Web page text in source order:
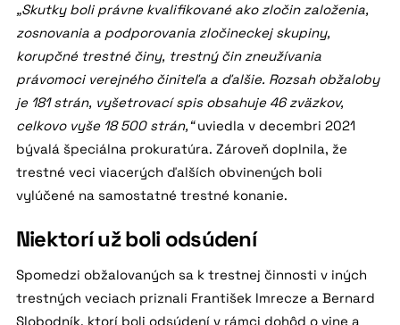
„Skutky boli právne kvalifikované ako zločin založenia,
zosnovania a podporovania zločineckej skupiny,
korupčné trestné činy, trestný čin zneužívania
právomoci verejného činiteľa a ďalšie. Rozsah obžaloby
je 181 strán, vyšetrovací spis obsahuje 46 zväzkov,
celkovo vyše 18 500 strán,“uviedla v decembri 2021
bývalá špeciálna prokuratúra. Zároveň doplnila, že
trestné veci viacerých ďalších obvinených boli
vylúčené na samostatné trestné konanie.
Niektorí už boli odsúdení
Spomedzi obžalovaných sa k trestnej činnosti v iných
trestných veciach priznali František Imrecze a Bernard
Slobodník, ktorí boli odsúdení v rámci dohôd o vine a